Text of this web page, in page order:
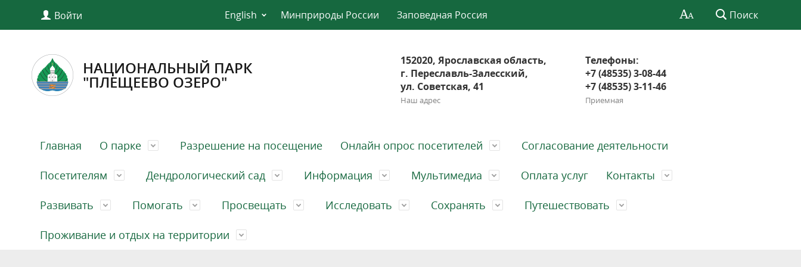
Войти English Минприроды России Заповедная Россия Поиск
НАЦИОНАЛЬНЫЙ ПАРК
"ПЛЕЩЕЕВО ОЗЕРО"
152020, Ярославская область,
г. Переславль-Залесский,
ул. Советская, 41
Наш адрес
Телефоны:
+7 (48535) 3-08-44
+7 (48535) 3-11-46
Приемная
Главная О парке Разрешение на посещение Онлайн опрос посетителей Согласование деятельности
Посетителям Дендрологический сад Информация Мультимедиа Оплата услуг Контакты
Развивать Помогать Просвещать Исследовать Сохранять Путешествовать
Проживание и отдых на территории